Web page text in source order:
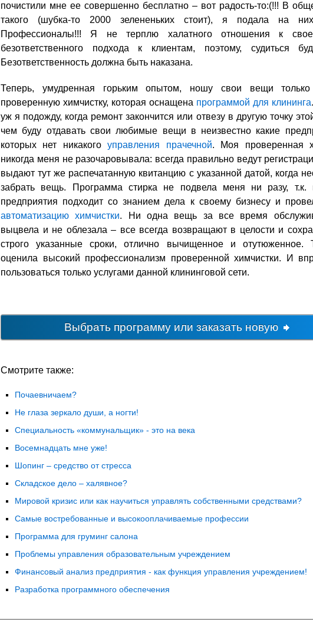
почистили мне ее совершенно бесплатно – вот радость-то:(!!! В
такого (шубка-то 2000 зелененьких стоит), я подала на
Профессионалы!!! Я не терплю халатного отношения к
безответственного подхода к клиентам, поэтому, судиться
Безответственность должна быть наказана.
Теперь, умудренная горьким опытом, ношу свои вещи
проверенную химчистку, которая оснащена программой для клининга
уж я подожду, когда ремонт закончится или отвезу в другую точку
чем буду отдавать свои любимые вещи в неизвестно какие
которых нет никакогоуправления прачечной. Моя проверенная
никогда меня не разочаровывала: всегда правильно ведут
выдают тут же распечатанную квитанцию с указанной датой, когда
забрать вещь. Программа стирка не подвела меня ни разу, т.к.
предприятия подходит со знанием дела к своему бизнесу и
автоматизацию химчистки. Ни одна вещь за все время
выцвела и не облезала – все всегда возвращают в целости и
строго указанные сроки, отлично вычищенное и отутюженное.
оценила высокий профессионализм проверенной химчистки. И
пользоваться только услугами данной клининговой сети.
Выбрать программу или заказать новую
Смотрите также:
Почаевничаем?
Не глаза зеркало души, а ногти!
Специальность «коммунальщик» - это на века
Восемнадцать мне уже!
Шопинг – средство от стресса
Складское дело – халявное?
Мировой кризис или как научиться управлять собственными средствами?
Самые востребованные и высокооплачиваемые профессии
Программа для груминг салона
Проблемы управления образовательным учреждением
Финансовый анализ предприятия - как функция управления учреждением!
Разработка программного обеспечения